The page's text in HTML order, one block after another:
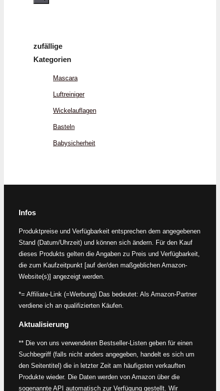
zufällige
Kategorien
Mascara
Luftreiniger
Wickelauflagen
Basteln
Babysicherheit
Infos
Produktpreise und Verfügbarkeit entsprechen dem angegebenen
Stand (Datum/Uhrzeit) und können sich ändern. Für den Kauf
dieses Produkts gelten die Angaben zu Preis und Verfügbarkeit,
die zum Kaufzeitpunkt [auf der/den maßgeblichen Amazon-
Website(s)] angezeigt werden.
*= Affiliate-Link (=Werbung) Das bedeutet: Als Amazon-Partner
verdiene ich an qualifizierten Käufen.
Aktualisierung
** Die von uns verwendeten Bestseller-Listen geben für einen
Suchbegriff (falls nicht anders angegeben, handelt es sich um
den Seitentitel) die in letzter Zeit am häufigsten verkauften
Produkte wieder. Die Daten werden von Amazon über die
sogenannte API automatisch zur Verfügung gestellt. Wir